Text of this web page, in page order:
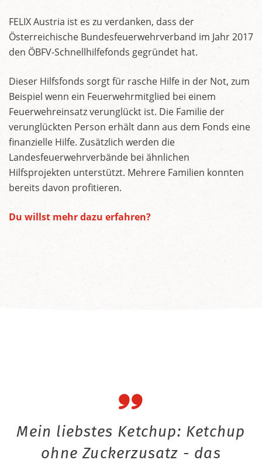
FELIX Austria ist es zu verdanken, dass der
Österreichische Bundesfeuerwehrverband im Jahr 2017
den ÖBFV-Schnellhilfefonds gegründet hat.
Dieser Hilfsfonds sorgt für rasche Hilfe in der Not, zum
Beispiel wenn ein Feuerwehrmitglied bei einem
Feuerwehreinsatz verunglückt ist. Die Familie der
verunglückten Person erhält dann aus dem Fonds eine
finanzielle Hilfe. Zusätzlich werden die
Landesfeuerwehrverbände bei ähnlichen
Hilfsprojekten unterstützt. Mehrere Familien konnten
bereits davon profitieren.
Du willst mehr dazu erfahren?
Mein liebstes Ketchup: Ketchup
ohne Zuckerzusatz - das